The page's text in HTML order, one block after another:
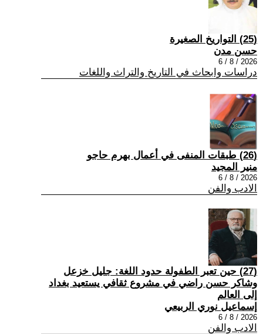
(25) التواريخ الصغيرة
حسن مدن
2026 / 8 / 6
دراسات وابحاث في التاريخ والتراث واللغات
(26) طبقات المنفى في أعمال بهرم حاجو
منير المجيد
2026 / 8 / 6
الادب والفن
(27) حين تعبر الطفولة حدود اللغة: جليل خزعل
وشاكر حسن راضي في مشروع ثقافي يستعيد بغداد
إلى العالم
إسماعيل نوري الربيعي
2026 / 8 / 6
الادب والفن